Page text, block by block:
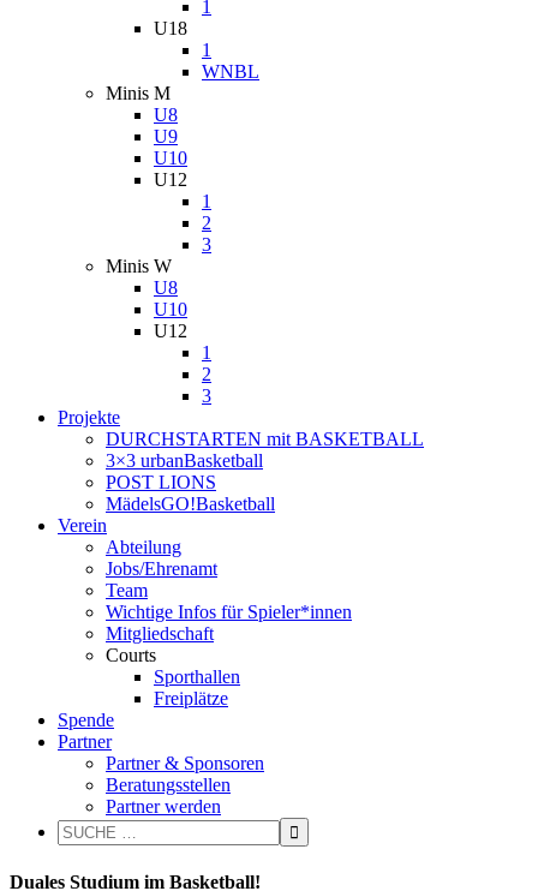
1
U18
1
WNBL
Minis M
U8
U9
U10
U12
1
2
3
Minis W
U8
U10
U12
1
2
3
Projekte
DURCHSTARTEN mit BASKETBALL
3×3 urbanBasketball
POST LIONS
MädelsGO!Basketball
Verein
Abteilung
Jobs/Ehrenamt
Team
Wichtige Infos für Spieler*innen
Mitgliedschaft
Courts
Sporthallen
Freiplätze
Spende
Partner
Partner & Sponsoren
Beratungsstellen
Partner werden
Duales Studium im Basketball!